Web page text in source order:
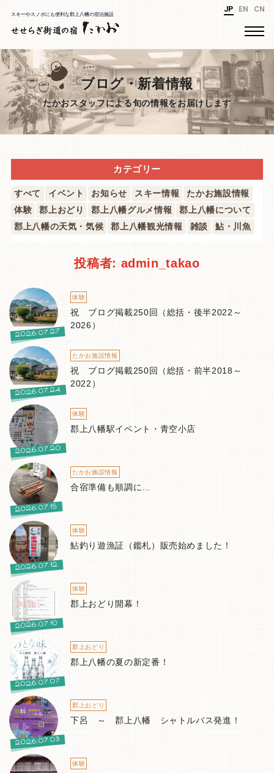
スキーやスノボにも便利な郡上八幡の宿泊施設
JP EN CN
ブログ・新着情報
たかおスタッフによる旬の情報をお届けします
カテゴリー
すべて イベント お知らせ スキー情報
たかお施設情報
体験
郡上おどり 郡上八幡グルメ情報
郡上八幡について
郡上八幡の天気・気候
郡上八幡観光情報 雑談 鮎・川魚
投稿者: admin_takao
2026.07.27
体験
祝 ブログ掲載250回（総括・後半2022～
2026）
2026.07.24
たかお施設情報
祝 ブログ掲載250回（総括・前半2018～
2022）
2026.07.20
体験
郡上八幡駅イベント・青空小店
2026.07.15
たかお施設情報
合宿準備も順調に…
2026.07.12
体験
鮎釣り遊漁証（鑑札）販売始めました！
2026.07.10
体験
郡上おどり開幕！
2026.07.07
郡上おどり
郡上八幡の夏の新定番！
2026.07.03
郡上おどり
下呂 ～ 郡上八幡 シャトルバス発進！
体験